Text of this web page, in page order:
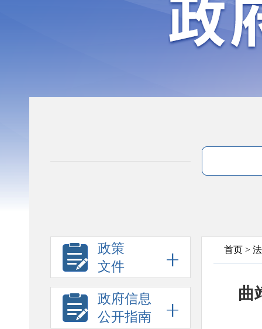
政策
文件
政府信息
公开指南
首页 >
曲